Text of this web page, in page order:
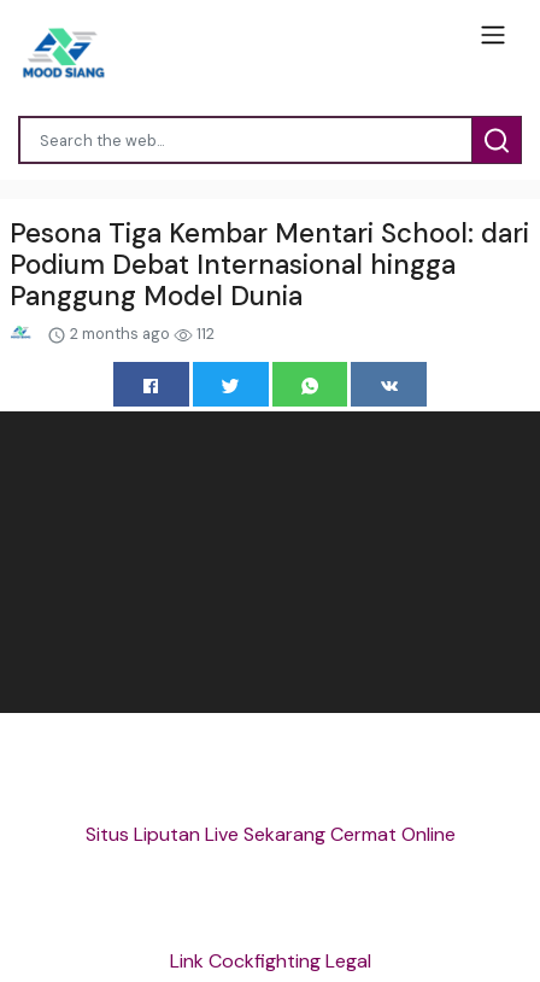
Pesona Tiga Kembar Mentari School: dari
Podium Debat Internasional hingga
Panggung Model Dunia
2 months ago 112
Situs Liputan Live Sekarang Cermat Online
Link Cockfighting Legal